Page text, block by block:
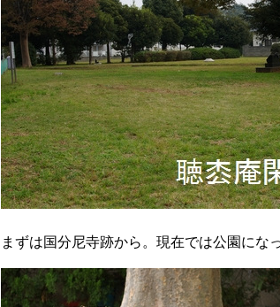
まずは国分尼寺跡から。現在では公園にな